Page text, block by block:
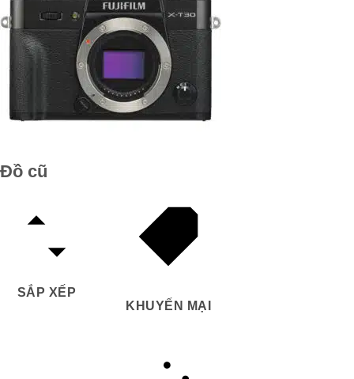
Đồ cũ
SẮP XẾP
KHUYẾN MẠI